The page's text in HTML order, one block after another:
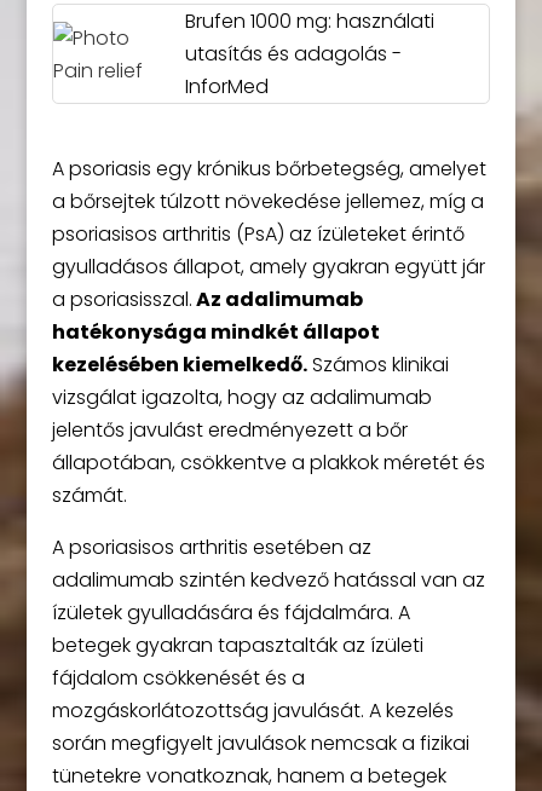
Brufen 1000 mg: használati
utasítás és adagolás -
InforMed
A psoriasis egy krónikus bőrbetegség, amelyet
a bőrsejtek túlzott növekedése jellemez, míg a
psoriasisos arthritis (PsA) az ízületeket érintő
gyulladásos állapot, amely gyakran együtt jár
a psoriasisszal.Az adalimumab
hatékonysága mindkét állapot
kezelésében kiemelkedő.Számos klinikai
vizsgálat igazolta, hogy az adalimumab
jelentős javulást eredményezett a bőr
állapotában, csökkentve a plakkok méretét és
számát.
A psoriasisos arthritis esetében az
adalimumab szintén kedvező hatással van az
ízületek gyulladására és fájdalmára. A
betegek gyakran tapasztalták az ízületi
fájdalom csökkenését és a
mozgáskorlátozottság javulását. A kezelés
során megfigyelt javulások nemcsak a fizikai
tünetekre vonatkoznak, hanem a betegek